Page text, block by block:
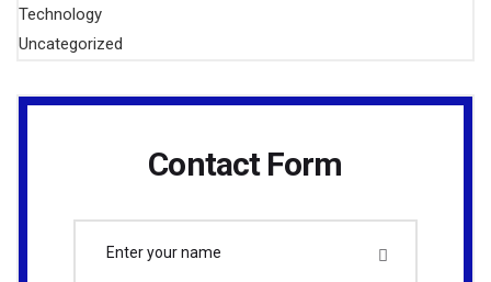
Technology
Uncategorized
Contact Form